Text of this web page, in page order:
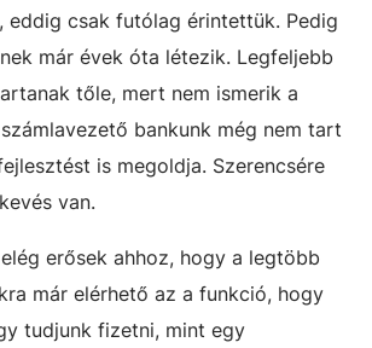
eddig csak futólag érintettük. Pedig
már évek óta létezik. Legfeljebb
tőle, mert nem ismerik a
bankunk még nem tart
is megoldja. Szerencsére
van.
erősek ahhoz, hogy a legtöbb
már elérhető az a funkció, hogy
tudjunk fizetni, mint egy